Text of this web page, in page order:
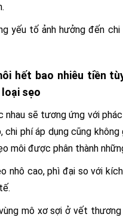
yếu tố ảnh hưởng đến
hết bao nhiêu tiền
sẹo
nhau sẽ tương ứng với
chi phí áp dụng cũng không
môi được phân thành
nhô cao, phì đại so với
mô xơ sợi ở vết